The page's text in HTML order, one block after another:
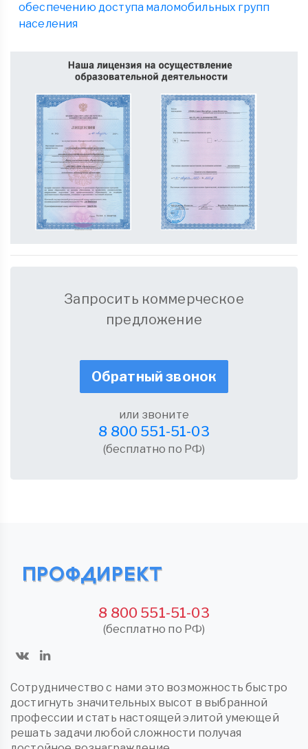
обеспечению доступа маломобильных групп
населения
Запросить коммерческое
предложение
Обратный звонок
или звоните
8 800 551-51-03
(бесплатно по РФ)
8 800 551-51-03
(бесплатно по РФ)
Сотрудничество с нами это возможность быстро
достигнуть значительных высот в выбранной
профессии и стать настоящей элитой умеющей
решать задачи любой сложности получая